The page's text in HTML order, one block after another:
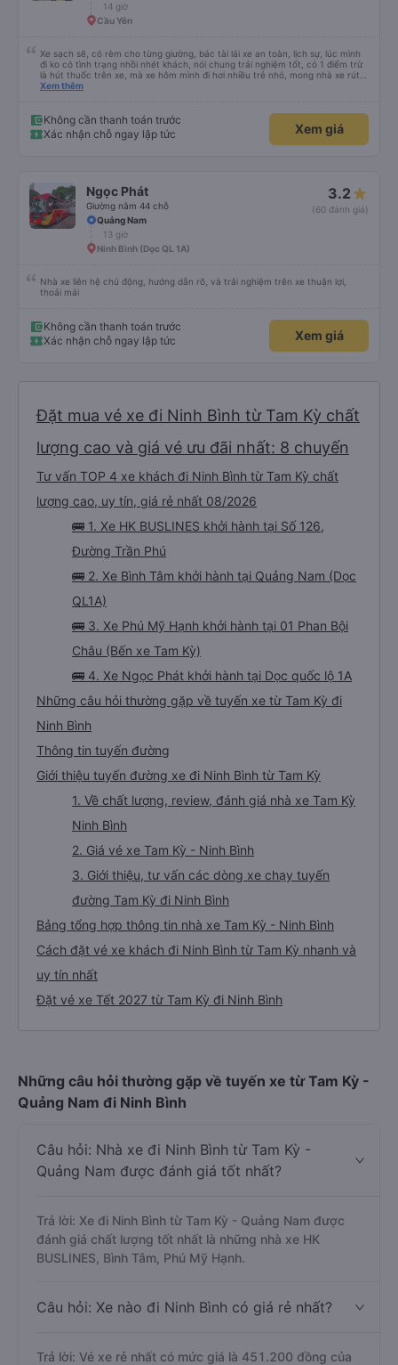
14 giờ
Cầu Yên
Xe sạch sẽ, có rèm cho từng giường, bác tài lái xe an toàn, lịch sự, lúc mình
đi ko có tình trạng nhồi nhét khách, nói chung trải nghiệm tốt, có 1 điểm trừ
là hút thuốc trên xe, mà xe hôm mình đi hơi nhiều trẻ nhỏ, mong nhà xe rút
kinh nghiệm khi đọc đc bình luận này
Xem thêm
Không cần thanh toán trước
Xác nhận chỗ ngay lập tức
Xem giá
Ngọc Phát
Giường nằm 44 chỗ
3.2
(60 đánh giá)
Quảng Nam
13 giờ
Ninh Bình (Dọc QL 1A)
Nhà xe liên hệ chủ động, hướng dẫn rõ, và trải nghiệm trên xe thuận lợi,
thoải mái
Không cần thanh toán trước
Xác nhận chỗ ngay lập tức
Xem giá
Đặt mua vé xe đi Ninh Bình từ Tam Kỳ chất
lượng cao và giá vé ưu đãi nhất: 8 chuyến
Tư vấn TOP 4 xe khách đi Ninh Bình từ Tam Kỳ chất
lượng cao, uy tín, giá rẻ nhất 08/2026
🚌 1. Xe HK BUSLINES khởi hành tại Số 126,
Đường Trần Phú
🚌 2. Xe Bình Tâm khởi hành tại Quảng Nam (Dọc
QL1A)
🚌 3. Xe Phú Mỹ Hạnh khởi hành tại 01 Phan Bội
Châu (Bến xe Tam Kỳ)
🚌 4. Xe Ngọc Phát khởi hành tại Dọc quốc lộ 1A
Những câu hỏi thường gặp về tuyến xe từ Tam Kỳ đi
Ninh Bình
Thông tin tuyến đường
Giới thiệu tuyến đường xe đi Ninh Bình từ Tam Kỳ
1. Về chất lượng, review, đánh giá nhà xe Tam Kỳ
Ninh Bình
2. Giá vé xe Tam Kỳ - Ninh Bình
3. Giới thiệu, tư vấn các dòng xe chạy tuyến
đường Tam Kỳ đi Ninh Bình
Bảng tổng hợp thông tin nhà xe Tam Kỳ - Ninh Bình
Cách đặt vé xe khách đi Ninh Bình từ Tam Kỳ nhanh và
uy tín nhất
Đặt vé xe Tết 2027 từ Tam Kỳ đi Ninh Bình
Những câu hỏi thường gặp về tuyến xe từ Tam Kỳ -
Quảng Nam đi Ninh Bình
Câu hỏi: Nhà xe đi Ninh Bình từ Tam Kỳ -
Quảng Nam được đánh giá tốt nhất?
Trả lời: Xe đi Ninh Bình từ Tam Kỳ - Quảng Nam được
đánh giá chất lượng tốt nhất là những nhà xe HK
BUSLINES, Bình Tâm, Phú Mỹ Hạnh.
Câu hỏi: Xe nào đi Ninh Bình có giá rẻ nhất?
Trả lời: Vé xe rẻ nhất có mức giá là 451.200 đồng của